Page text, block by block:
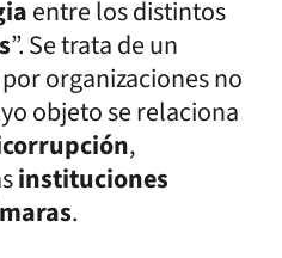
entre los distintos
”. Se trata de un
organizaciones no
objeto se relaciona
,
instituciones
.